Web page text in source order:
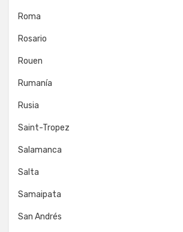
Roma
Rosario
Rouen
Rumanía
Rusia
Saint-Tropez
Salamanca
Salta
Samaipata
San Andrés